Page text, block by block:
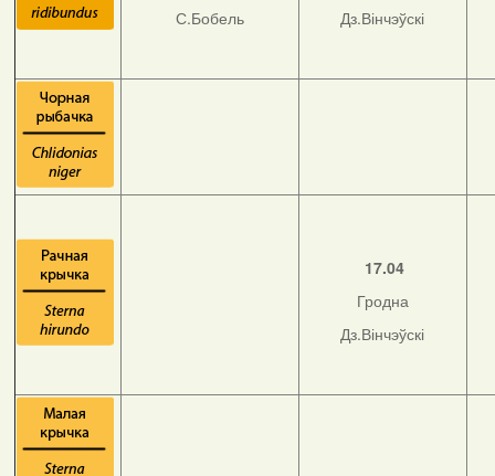
С.Бобель Дз.Вінчэўскі
17.04
Гродна
Дз.Вінчэўскі